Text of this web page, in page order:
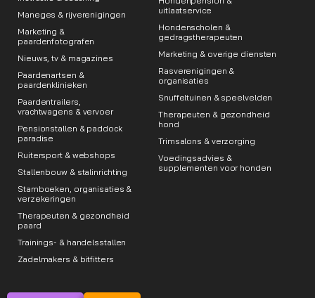
Maneges & rijverenigingen
Marketing &
paardenfotografen
Nieuws, tv & magazines
Paardenartsen &
paardenklinieken
Paardentrailers,
vrachtwagens & vervoer
Pensionstallen & paddock
paradise
Ruitersport & webshops
Stallenbouw & stalinrichting
Stamboeken, organisaties &
verzekeringen
Therapeuten & gezondheid
paard
Trainings- & handelsstallen
Zadelmakers & bitfitters
uitlaatservice
Hondenscholen &
gedragstherapeuten
Marketing & overige diensten
Rasverenigingen &
organisaties
Snuffeltuinen & speelvelden
Therapeuten & gezondheid
hond
Trimsalons & verzorging
Voedingsadvies &
supplementen voor honden